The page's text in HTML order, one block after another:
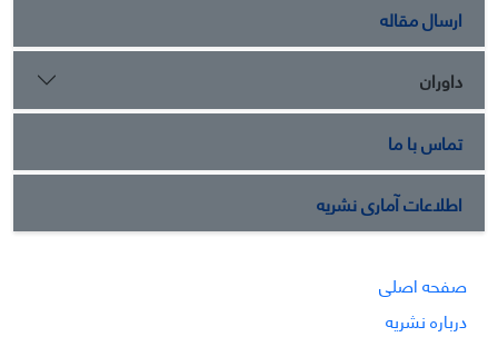
ارسال مقاله
داوران
تماس با ما
اطلاعات آماری نشریه
صفحه اصلی
درباره نشریه